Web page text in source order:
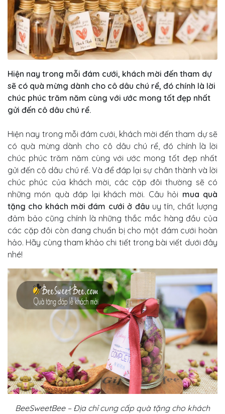
Hiện nay trong mỗi đám cưới, khách mời đến tham dự
sẽ có quà mừng dành cho cô dâu chú rể, đó chính là lời
chúc phúc trăm năm cùng với ước mong tốt đẹp nhất
gửi đến cô dâu chú rể.
Hiện nay trong mỗi đám cưới, khách mời đến tham dự sẽ
có quà mừng dành cho cô dâu chú rể, đó chính là lời
chúc phúc trăm năm cùng với ước mong tốt đẹp nhất
gửi đến cô dâu chú rể. Và để đáp lại sự chân thành và lời
chúc phúc của khách mời, các cặp đôi thường sẽ có
những món quà đáp lại khách mời. Câu hỏi mua quà
tặng cho khách mời đám cưới ở đâu uy tín, chất lượng
đảm bảo cũng chính là những thắc mắc hàng đầu của
các cặp đôi còn đang chuẩn bị cho một đám cưới hoàn
hảo. Hãy cùng tham khảo chi tiết trong bài viết dưới đây
nhé!
BeeSweetBee – Địa chỉ cung cấp quà tặng cho khách